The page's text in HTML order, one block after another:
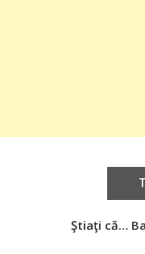
Ştiaţi că…